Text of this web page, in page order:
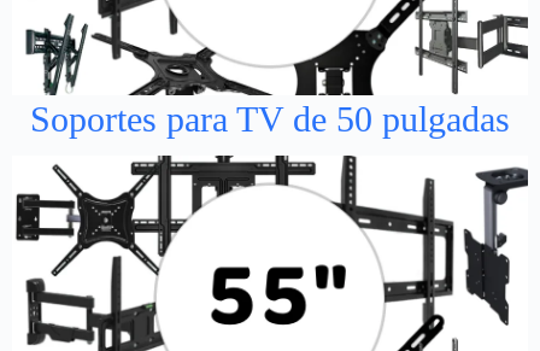
Soportes para TV de 50 pulgadas